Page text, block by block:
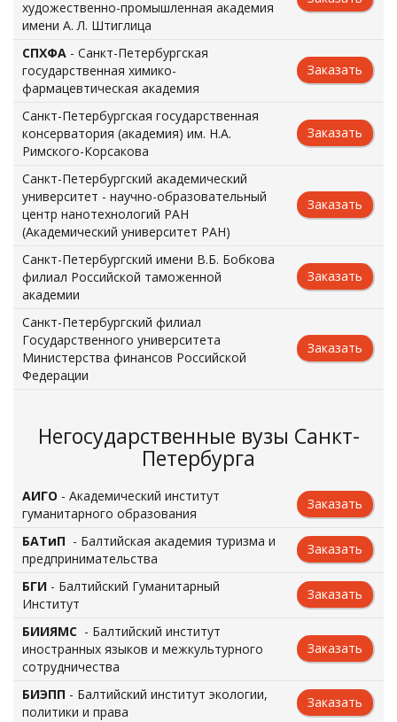
художественно-промышленная академия
имени А. Л. Штиглица
СПХФА - Санкт-Петербургская
государственная химико-
фармацевтическая академия
Заказать
Санкт-Петербургская государственная
консерватория (академия) им. Н.А.
Римского-Корсакова
Заказать
Санкт-Петербургский академический
университет - научно-образовательный
центр нанотехнологий РАН
(Академический университет РАН)
Заказать
Санкт-Петербургский имени В.Б. Бобкова
филиал Российской таможенной
академии
Заказать
Санкт-Петербургский филиал
Государственного университета
Министерства финансов Российской
Федерации
Заказать
Негосударственные вузы Санкт-
Петербурга
АИГО - Академический институт
гуманитарного образования
Заказать
БАТиП - Балтийская академия туризма и
предпринимательства
Заказать
БГИ - Балтийский Гуманитарный
Институт
Заказать
БИИЯМС - Балтийский институт
иностранных языков и межкультурного
сотрудничества
Заказать
БИЭПП - Балтийский институт экологии,
политики и права
Заказать